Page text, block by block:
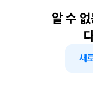
알 수
새